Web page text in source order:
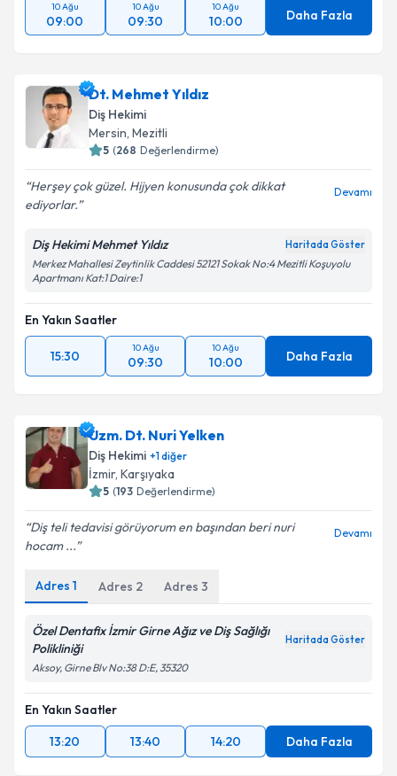
10 Ağu
09:00
10 Ağu
09:30
10 Ağu
10:00 Daha Fazla
Dt. Mehmet Yıldız
Diş Hekimi
Mersin, Mezitli
5 (268 Değerlendirme)
Herşey çok güzel. Hijyen konusunda çok dikkat
ediyorlar.
Devamı
Diş Hekimi Mehmet Yıldız Haritada Göster
Merkez Mahallesi Zeytinlik Caddesi 52121 Sokak No:4 Mezitli Koşuyolu
Apartmanı Kat:1 Daire:1
En Yakın Saatler
15:30
10 Ağu
09:30
10 Ağu
10:00 Daha Fazla
Uzm. Dt. Nuri Yelken
Diş Hekimi +1diğer
İzmir, Karşıyaka
5 (193 Değerlendirme)
Diş teli tedavisi görüyorum en başından beri nuri
hocam ...
Devamı
Adres 1 Adres 2 Adres 3
Özel Dentafix İzmir Girne Ağız ve Diş Sağlığı
Polikliniği
Haritada Göster
Aksoy, Girne Blv No:38 D:E, 35320
En Yakın Saatler
13:20
13:40 14:20 Daha Fazla